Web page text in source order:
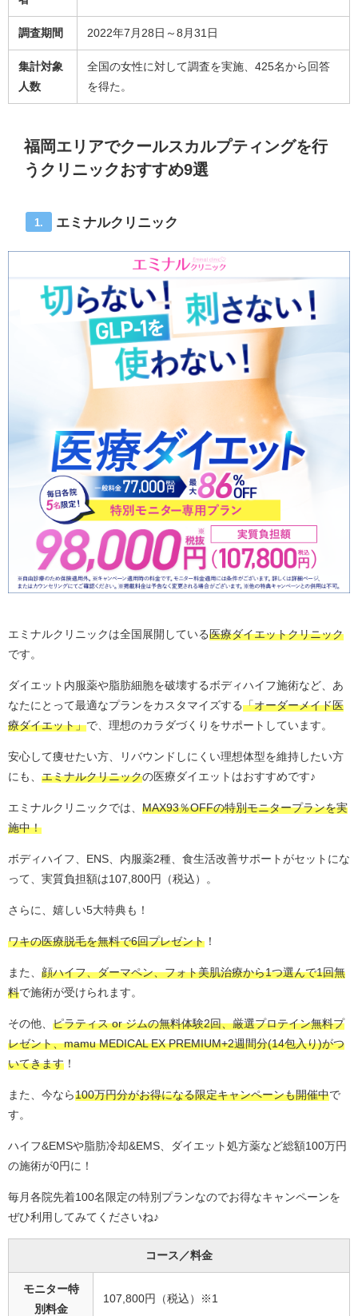
調査期間 2022年7月28日～8月31日
集計対象
人数
全国の女性に対して調査を実施、425名から回答
を得た。
福岡エリアでクールスカルプティングを行
うクリニックおすすめ9選
1. エミナルクリニック
エミナルクリニックは全国展開している医療ダイエットクリニック
です。
ダイエット内服薬や脂肪細胞を破壊するボディハイフ施術など、あ
なたにとって最適なプランをカスタマイズする「オーダーメイド医
療ダイエット」で、理想のカラダづくりをサポートしています。
安心して痩せたい方、リバウンドしにくい理想体型を維持したい方
にも、 エミナルクリニックの医療ダイエットはおすすめです♪
エミナルクリニックでは、 MAX93％OFFの特別モニタープランを実
施中！
ボディハイフ、ENS、内服薬2種、食生活改善サポートがセットにな
って、実質負担額は107,800円（税込）。
さらに、嬉しい5大特典も！
ワキの医療脱毛を無料で6回プレゼント ！
また、 顔ハイフ、ダーマペン、フォト美肌治療から1つ選んで1回無
料で施術が受けられます。
その他、 ピラティス or ジムの無料体験2回、厳選プロテイン無料プ
レゼント、mamu MEDICAL EX PREMIUM+2週間分(14包入り)がつ
いてきます ！
また、今なら100万円分がお得になる限定キャンペーンも開催中で
す。
ハイフ&EMSや脂肪冷却&EMS、ダイエット処方薬など総額100万円
の施術が0円に！
毎月各院先着100名限定の特別プランなのでお得なキャンペーンを
ぜひ利用してみてくださいね♪
コース／料金
モニター特
別料金
107,800円（税込）※1